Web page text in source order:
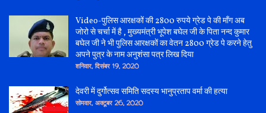
Video-पुलिस आरक्षकों की 2800 रुपये ग्रेड पे की माँग अब
जोरो से चर्चा में है , मुख्यमंत्री भूपेश बघेल जी के पिता नन्द कुमार
बघेल जी ने भी पुलिस आरक्षकों का वेतन 2800 ग्रेड पे करने हेतु
अपने पुत्र के नाम अनुशंसा पत्र लिख दिया
शनिवार, दिसंबर 19, 2020
देवरी में दुर्गोत्सव समिति सदस्य भानुप्रताप वर्मा की हत्या
सोमवार, अक्टूबर 26, 2020